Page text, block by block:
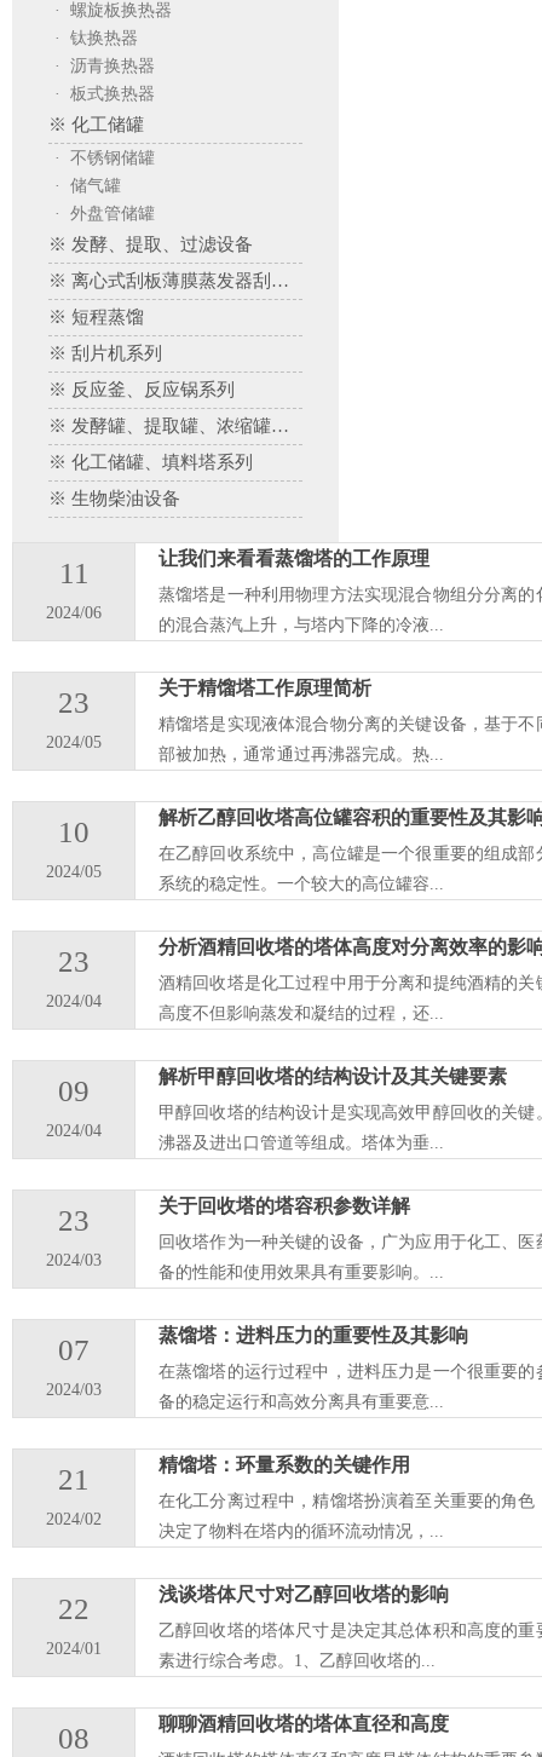
· 螺旋板换热器
· 钛换热器
· 沥青换热器
· 板式换热器
※ 化工储罐
· 不锈钢储罐
· 储气罐
· 外盘管储罐
※ 发酵、提取、过滤设备
※ 离心式刮板薄膜蒸发器刮板蒸发器、多效蒸发器
※ 短程蒸馏
※ 刮片机系列
※ 反应釜、反应锅系列
※ 发酵罐、提取罐、浓缩罐系列
※ 化工储罐、填料塔系列
※ 生物柴油设备
11
2024/06
让我们来看看蒸馏塔的工作原理
蒸馏塔是一种利用物理方法实现混合物组分分离
的混合蒸汽上升，与塔内下降的冷液...
23
2024/05
关于精馏塔工作原理简析
精馏塔是实现液体混合物分离的关键设备，基于
部被加热，通常通过再沸器完成。热...
10
2024/05
解析乙醇回收塔高位罐容积的重要性及其影
在乙醇回收系统中，高位罐是一个很重要的组成
系统的稳定性。一个较大的高位罐容...
23
2024/04
分析酒精回收塔的塔体高度对分离效率的影
酒精回收塔是化工过程中用于分离和提纯酒精的
高度不但影响蒸发和凝结的过程，还...
09
2024/04
解析甲醇回收塔的结构设计及其关键要素
甲醇回收塔的结构设计是实现高效甲醇回收的关
沸器及进出口管道等组成。塔体为垂...
23
2024/03
关于回收塔的塔容积参数详解
回收塔作为一种关键的设备，广为应用于化工、
备的性能和使用效果具有重要影响。...
07
2024/03
蒸馏塔：进料压力的重要性及其影响
在蒸馏塔的运行过程中，进料压力是一个很重要
备的稳定运行和高效分离具有重要意...
21
2024/02
精馏塔：环量系数的关键作用
在化工分离过程中，精馏塔扮演着至关重要的角
决定了物料在塔内的循环流动情况，...
22
2024/01
浅谈塔体尺寸对乙醇回收塔的影响
乙醇回收塔的塔体尺寸是决定其总体积和高度的
素进行综合考虑。1、乙醇回收塔的...
08 聊聊酒精回收塔的塔体直径和高度